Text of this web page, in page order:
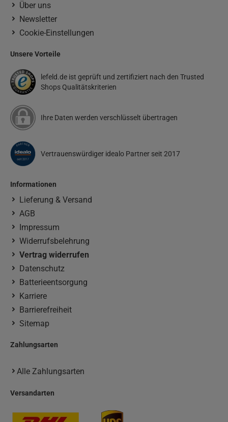
Über uns
Newsletter
Cookie-Einstellungen
Unsere Vorteile
lefeld.de ist geprüft und zertifiziert nach den Trusted
Shops Qualitätskriterien
Ihre Daten werden verschlüsselt übertragen
Vertrauenswürdiger idealo Partner seit 2017
Informationen
Lieferung & Versand
AGB
Impressum
Widerrufsbelehrung
Vertrag widerrufen
Datenschutz
Batterieentsorgung
Karriere
Barrierefreiheit
Sitemap
Zahlungsarten
Alle Zahlungsarten
Versandarten